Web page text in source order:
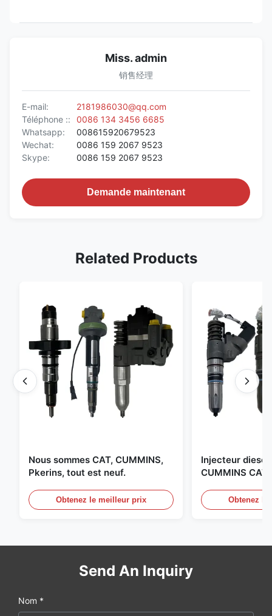
Miss. admin
销售经理
E-mail:
2181986030@qq.com
Téléphone ::
0086 134 3456 6685
Whatsapp:
008615920679523
Wechat:
0086 159 2067 9523
Skype:
0086 159 2067 9523
Demande maintenant
Related Products
Nous sommes CAT, CUMMINS,
Pkerins, tout est neuf.
Obtenez le meilleur prix
Injecteur diesel
CUMMINS CAT
Obtenez
Send An Inquiry
Nom *